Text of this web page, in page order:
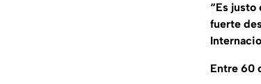
“Es justo
fuerte
Entre 60